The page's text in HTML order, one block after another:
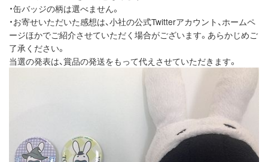
・缶バッジの柄は選べません。
・お寄せいただいた感想は、小社の公式Twitterアカウント、ホームペ
ージほかでご紹介させていただく場合がございます。あらかじめご
了承ください。
当選の発表は、賞品の発送をもって代えさせていただきます。